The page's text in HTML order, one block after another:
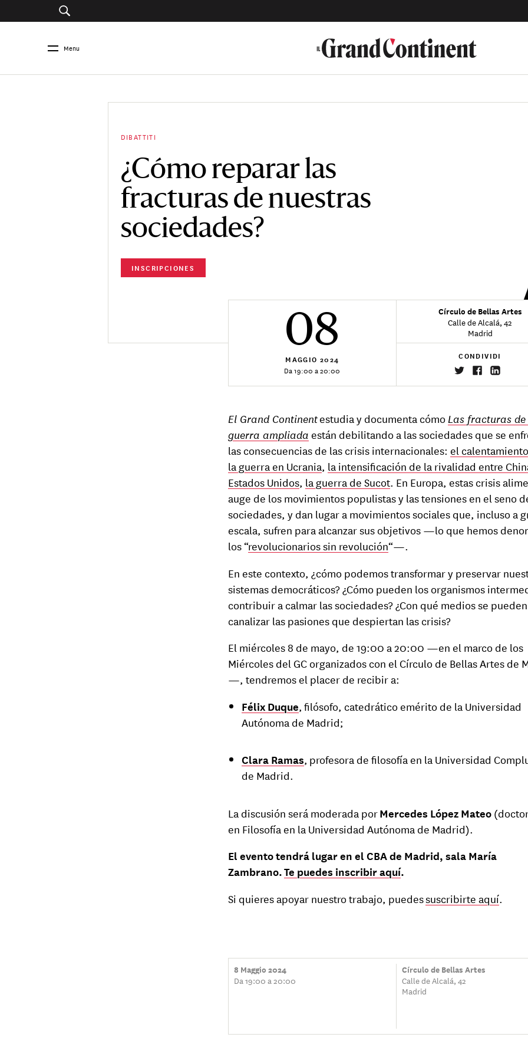
Menu
DIBATTITI
¿Cómo reparar las
fracturas de nuestras
sociedades?
INSCRIPCIONES
08
MAGGIO 2024
Da 19:00 a 20:00
Círculo de Bellas Artes
Calle de Alcalá, 42
Madrid
CONDIVIDI
El Grand Continentestudia y documenta cómoLas fracturas
guerra ampliada están debilitando a las sociedades que se
las consecuencias de las crisis internacionales: el
la guerra en Ucrania, la intensificación de la rivalidad entre
Estados Unidos, la guerra de Sucot. En Europa, estas crisis
auge de los movimientos populistas y las tensiones en el seno
sociedades, y dan lugar a movimientos sociales que, incluso a
escala, sufren para alcanzar sus objetivos —lo que hemos
los “revolucionarios sin revolución“—.
En este contexto, ¿cómo podemos transformar y preservar
sistemas democráticos? ¿Cómo pueden los organismos
contribuir a calmar las sociedades? ¿Con qué medios se pueden
canalizar las pasiones que despiertan las crisis?
El miércoles 8 de mayo, de 19:00 a 20:00 —en el marco de los
Miércoles del GC organizados con el Círculo de Bellas Artes de
—, tendremos el placer de recibir a:
Félix Duque, filósofo, catedrático emérito de la Universidad
Autónoma de Madrid;
Clara Ramas, profesora de filosofía en la Universidad
de Madrid.
La discusión será moderada porMercedes López Mateo
en Filosofía en la Universidad Autónoma de Madrid).
El evento tendrá lugar en el CBA de Madrid, sala María
Zambrano.Te puedes inscribir aquí.
Si quieres apoyar nuestro trabajo, puedessuscribirte aquí.
8 Maggio 2024
Da 19:00 a 20:00
Círculo de Bellas Artes
Calle de Alcalá, 42
Madrid